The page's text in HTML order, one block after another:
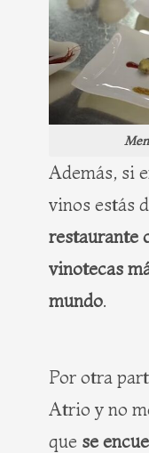
Además, si
vinos estás
restaurante
vinotecas
mundo.
Por otra
Atrio y no
que se